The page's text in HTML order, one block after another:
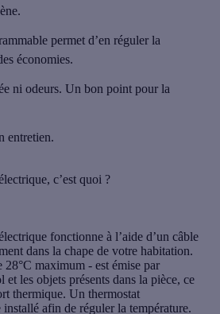
.
permet d’en réguler la
économies.
ni odeurs. Un bon point pour la
entretien.
c’est quoi ?
fonctionne à l’aide d’un câble
dans la chape de votre habitation.
28°C maximum - est émise par
et les objets présents dans la pièce, ce
thermique. Un thermostat
afin de réguler la température.